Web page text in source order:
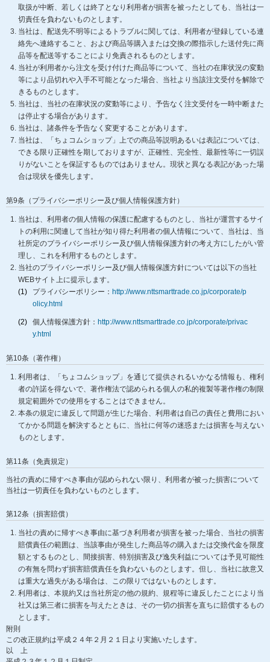
取扱が中断、若しくは終了となり利用者が損害を被ったとしても、当社は一
切責任を負わないものとします。
当社は、配送先不明等によるトラブルに関しては、利用者が登録している連
絡先へ連絡すること、および商品等購入または交換の際指示した送付先に商
品等を配送等することにより免責されるものとします。
当社が利用者から注文を受け付けた商品等について、当社の在庫状況の変動
等により品切れや入手不可能となった場合、当社より当該注文受付を解除で
きるものとします。
当社は、当社の在庫状況の変動等により、予告なく注文受付を一時中断また
は停止する場合があります。
当社は、諸条件を予告なく変更することがあります。
当社は、「ちょコムショップ」上での商品等説明あるいは表記については、
できる限り正確性を期しておりますが、正確性、完全性、最新性等に一切誤
りがないことを保証するものではありません。現状と異なる表記があった場
合は現状を優先します。
第9条（プライバシーポリシー及び個人情報保護方針）
当社は、利用者の個人情報の保護に配慮するものとし、当社が運営するサイ
トの利用に関連して当社が知り得た利用者の個人情報について、当社は、当
社所定のプライバシーポリシー及び個人情報保護方針の考え方にしたがい管
理し、これを利用するものとします。
当社のプライバシーポリシー及び個人情報保護方針については以下の当社
WEBサイト上に提示します。
(1)
プライバシーポリシー： http://www.nttsmarttrade.co.jp/corporate/p
olicy.html
(2) 個人情報保護方針： http://www.nttsmarttrade.co.jp/corporate/privac
y.html
第10条（著作権）
利用者は、「ちょコムショップ」を通じて提供されるいかなる情報も、権利
者の許諾を得ないで、著作権法で認められる個人の私的複製等著作権の制限
規定範囲外での使用をすることはできません。
本条の規定に違反して問題が生じた場合、利用者は自己の責任と費用におい
てかかる問題を解決するとともに、当社に何等の迷惑または損害を与えない
ものとします。
第11条（免責規定）
当社の責めに帰すべき事由が認められない限り、利用者が被った損害について
当社は一切責任を負わないものとします。
第12条（損害賠償）
当社の責めに帰すべき事由に基づき利用者が損害を被った場合、当社の損害
賠償責任の範囲は、当該事由が発生した商品等の購入または交換代金を限度
額とするものとし、間接損害、特別損害及び逸失利益については予見可能性
の有無を問わず損害賠償責任を負わないものとします。但し、当社に故意又
は重大な過失がある場合は、この限りではないものとします。
利用者は、本規約又は当社所定の他の規約、規程等に違反したことにより当
社又は第三者に損害を与えたときは、その一切の損害を直ちに賠償するもの
とします。
附則
この改正規約は平成２４年２月２１日より実施いたします。
以 上